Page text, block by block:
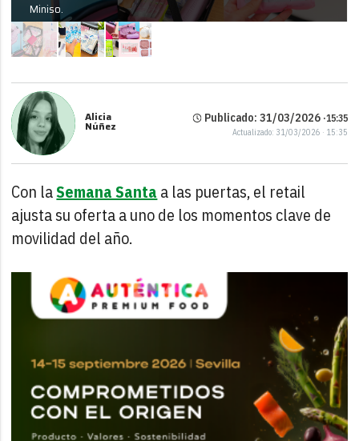
Miniso.
Alicia
Núñez
Publicado: 31/03/2026 ·15:35
Actualizado: 31/03/2026 · 15:35
Con laSemana Santa a las puertas, el retail
ajusta su oferta a uno de los momentos clave de
movilidad del año.